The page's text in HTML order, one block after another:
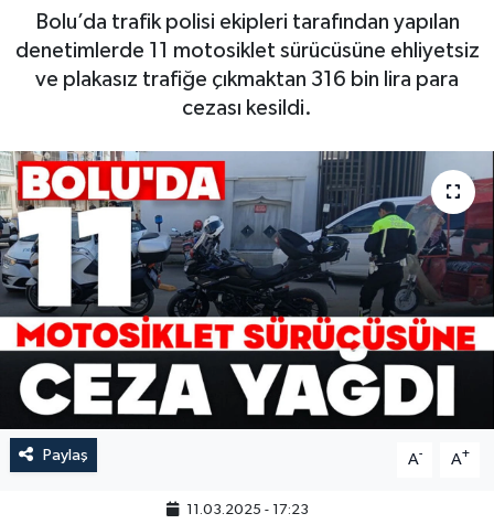
Bolu’da trafik polisi ekipleri tarafından yapılan
denetimlerde 11 motosiklet sürücüsüne ehliyetsiz
ve plakasız trafiğe çıkmaktan 316 bin lira para
cezası kesildi.
Paylaş A- A+
11.03.2025 - 17:23